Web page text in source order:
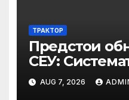
ТРАКТОР
Предстои
СЕУ:
временно
и 11 август
AUG 7, 2026